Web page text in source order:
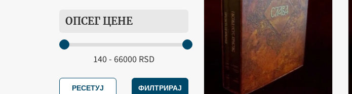
Сад
Еврођунти, Београд
Црквена општина Крњево
ОПСЕГ ЦЕНЕ
РЕСЕТУЈ ФИЛТРИРАЈ